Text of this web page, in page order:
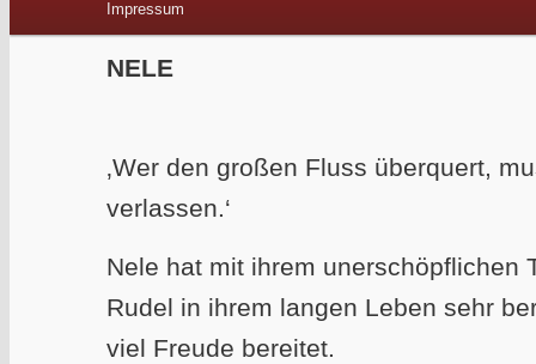
Impressum
NELE
‚Wer den großen Fluss überquert,
verlassen.‘
Nele hat mit ihrem unerschöpflichen
Rudel in ihrem langen Leben sehr
viel Freude bereitet.